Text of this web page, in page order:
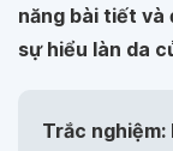
năng bài tiết và
sự hiểu làn da
Trắc nghiệm: